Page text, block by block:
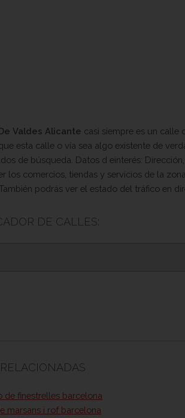
Valdes Alicante casi siempre es un calle
esta calle o vía sea algo existente de
de búsqueda. Datos d einterés:
los comercios, tiendas y servicios de la
podrás ver el estado del tráfico en
DE CALLES:
de finestrelles barcelona
marsans i rof barcelona